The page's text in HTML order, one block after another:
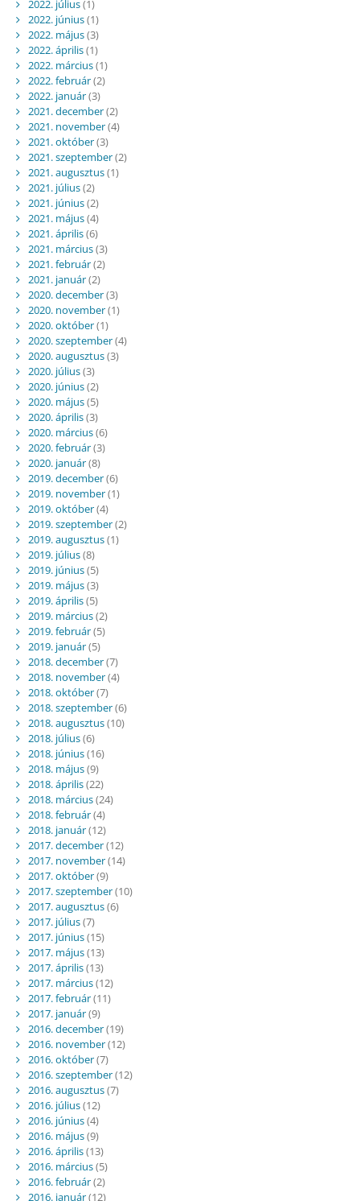
2022. július(1)
2022. június(1)
2022. május(3)
2022. április(1)
2022. március(1)
2022. február(2)
2022. január(3)
2021. december(2)
2021. november(4)
2021. október(3)
2021. szeptember(2)
2021. augusztus(1)
2021. július(2)
2021. június(2)
2021. május(4)
2021. április(6)
2021. március(3)
2021. február(2)
2021. január(2)
2020. december(3)
2020. november(1)
2020. október(1)
2020. szeptember(4)
2020. augusztus(3)
2020. július(3)
2020. június(2)
2020. május(5)
2020. április(3)
2020. március(6)
2020. február(3)
2020. január(8)
2019. december(6)
2019. november(1)
2019. október(4)
2019. szeptember(2)
2019. augusztus(1)
2019. július(8)
2019. június(5)
2019. május(3)
2019. április(5)
2019. március(2)
2019. február(5)
2019. január(5)
2018. december(7)
2018. november(4)
2018. október(7)
2018. szeptember(6)
2018. augusztus(10)
2018. július(6)
2018. június(16)
2018. május(9)
2018. április(22)
2018. március(24)
2018. február(4)
2018. január(12)
2017. december(12)
2017. november(14)
2017. október(9)
2017. szeptember(10)
2017. augusztus(6)
2017. július(7)
2017. június(15)
2017. május(13)
2017. április(13)
2017. március(12)
2017. február(11)
2017. január(9)
2016. december(19)
2016. november(12)
2016. október(7)
2016. szeptember(12)
2016. augusztus(7)
2016. július(12)
2016. június(4)
2016. május(9)
2016. április(13)
2016. március(5)
2016. február(2)
2016. január(12)